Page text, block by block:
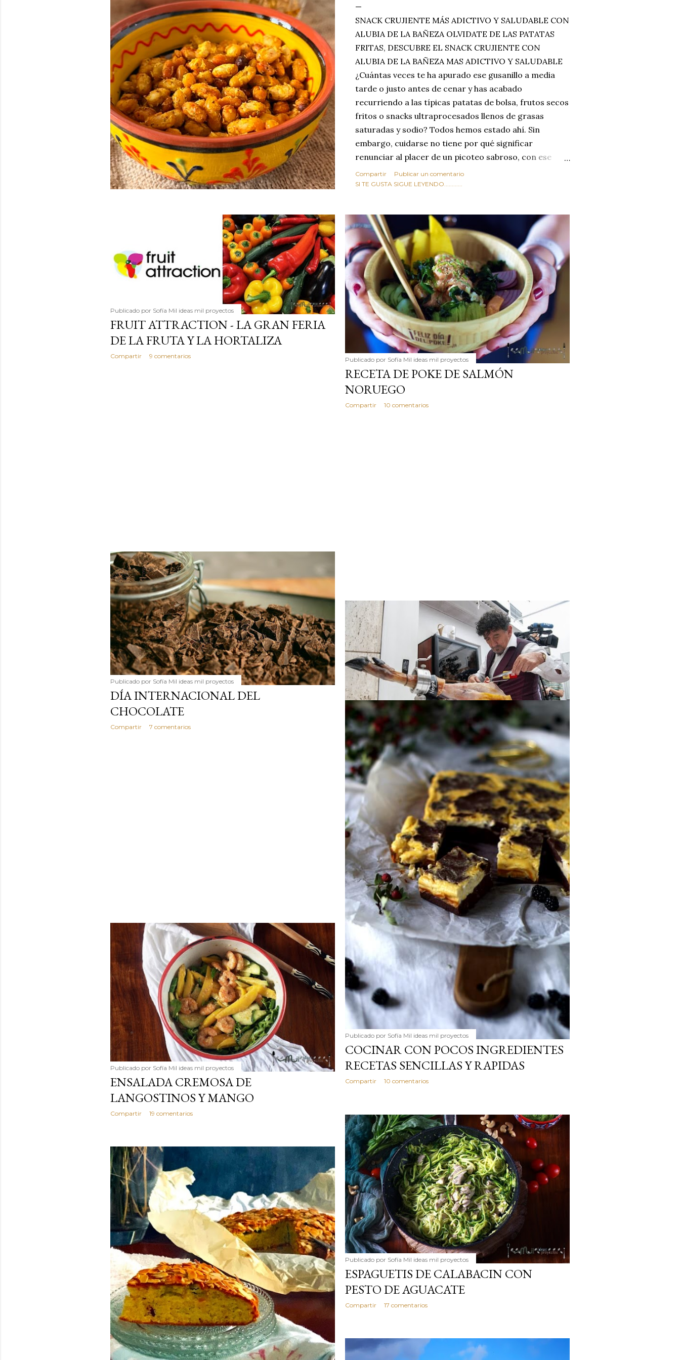
SNACK CRUJIENTE MÁS ADICTIVO Y SALUDABLE CON
ALUBIA DE LA BAÑEZA OLVIDATE DE LAS PATATAS
FRITAS, DESCUBRE EL SNACK CRUJIENTE CON
ALUBIA DE LA BAÑEZA MAS ADICTIVO Y SALUDABLE
¿Cuántas veces te ha apurado ese gusanillo a media
tarde o justo antes de cenar y has acabado
recurriendo a las típicas patatas de bolsa, frutos secos
fritos o snacks ultraprocesados llenos de grasas
saturadas y sodio? Todos hemos estado ahí. Sin
embargo, cuidarse no tiene por qué significar
renunciar al placer de un picoteo sabroso, con ese
toque tostado y crujiente que tanto nos satisface.
Estas alubias crujientes al horno van a cambiar por
tradicionales y copiosos de invierno. Con esta receta
simple pero revolucionaria, transformaremos un
ingrediente tan humilde como la alubia de La Bañeza
en un snack ligero, dorado, cargado de proteína y
100% natural. Es el sustituto perfecto a los frutos se...
Compartir
Publicar un comentario
SI TE GUSTA SIGUE LEYENDO............
Publicado por Sofía Mil ideas mil proyectos
FRUIT ATTRACTION - LA GRAN FERIA
DE LA FRUTA Y LA HORTALIZA
Compartir 9 comentarios Publicado por Sofía Mil ideas mil proyectos
RECETA DE POKE DE SALMÓN
NORUEGO
Compartir 10 comentarios
Publicado por Sofía Mil ideas mil proyectos
DÍA INTERNACIONAL DEL
CHOCOLATE
Compartir 7 comentarios
Publicado porSofía Mil ideas mil proyectos
CATA MAGISTRAL FLORENCIO
SANCHIDRIAN E IBERICOS
NAVARRETINTO EN AVILA
Compartir 9 comentarios
Publicado por Sofía Mil ideas mil proyectos
COCINAR CON POCOS INGREDIENTES
RECETAS SENCILLAS Y RAPIDAS
Compartir 10 comentarios
Publicado por Sofía Mil ideas mil proyectos
ENSALADA CREMOSA DE
LANGOSTINOS Y MANGO
Compartir 19 comentarios
Publicado por Sofía Mil ideas mil proyectos
ESPAGUETIS DE CALABACIN CON
PESTO DE AGUACATE
Compartir 17 comentarios